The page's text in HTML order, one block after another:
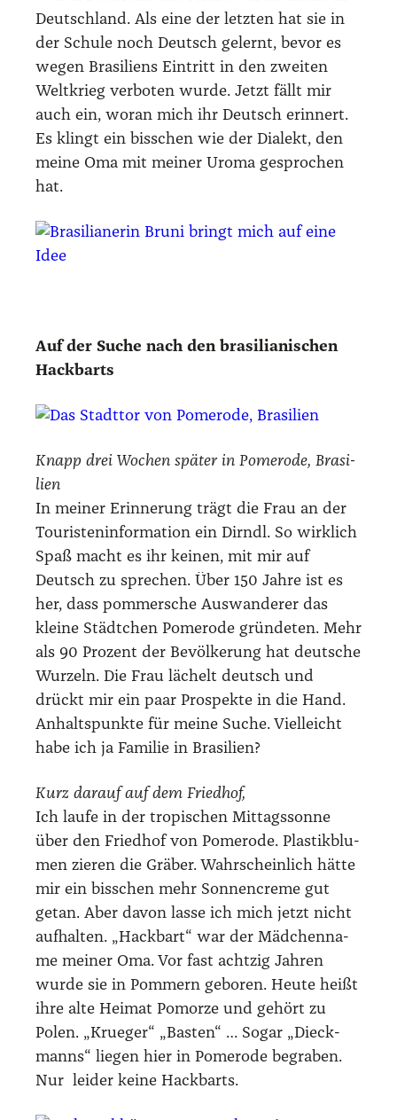
Deutsch­land. Als eine der letz­ten hat sie in
der Schu­le noch Deutsch gelernt, bevor es
wegen Bra­si­li­ens Ein­tritt in den zwei­ten
Welt­krieg ver­bo­ten wur­de. Jetzt fällt mir
auch ein, wor­an mich ihr Deutsch erin­nert.
Es klingt ein biss­chen wie der Dia­lekt, den
mei­ne Oma mit mei­ner Uroma gespro­chen
hat.
Auf der Suche nach den bra­si­lia­ni­schen
Hack­barts
Knapp drei Wochen spä­ter in Pomero­de, Bra­si­
li­en
In mei­ner Erin­ne­rung trägt die Frau an der
Tou­ris­ten­in­for­ma­ti­on ein Dirndl. So wirk­lich
Spaß macht es ihr kei­nen, mit mir auf
Deutsch zu spre­chen. Über 150 Jah­re ist es
her, dass pom­mer­sche Aus­wan­de­rer das
klei­ne Städt­chen Pomero­de grün­de­ten. Mehr
als 90 Pro­zent der Bevöl­ke­rung hat deut­sche
Wur­zeln. Die Frau lächelt deutsch und
drückt mir ein paar Pro­spek­te in die Hand.
Anhalts­punk­te für mei­ne Suche. Viel­leicht
habe ich ja Fami­lie in Bra­si­li­en?
Kurz dar­auf auf dem Fried­hof,
Ich lau­fe in der tro­pi­schen Mit­tags­son­ne
über den Fried­hof von Pomero­de. Plas­tik­blu­
men zie­ren die Grä­ber. Wahr­schein­lich hät­te
mir ein biss­chen mehr Son­nen­creme gut
getan. Aber davon las­se ich mich jetzt nicht
auf­hal­ten. „Hack­bart“ war der Mäd­chen­na­
me mei­ner Oma. Vor fast acht­zig Jah­ren
wur­de sie in Pom­mern gebo­ren. Heu­te heißt
ihre alte Hei­mat Pomor­ze und gehört zu
Polen. „Krue­ger“ „Bas­ten“ … Sogar „Dieck­
manns“ lie­gen hier in Pomero­de begra­ben.
Nur lei­der kei­ne Hack­barts.